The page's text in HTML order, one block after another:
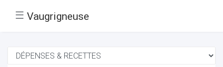
☰ Vaugrigneuse